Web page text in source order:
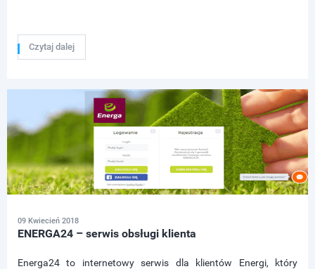
Czytaj dalej
09 Kwiecień 2018
ENERGA24 – serwis obsługi klienta
Energa24 to internetowy serwis dla klientów Energi, który